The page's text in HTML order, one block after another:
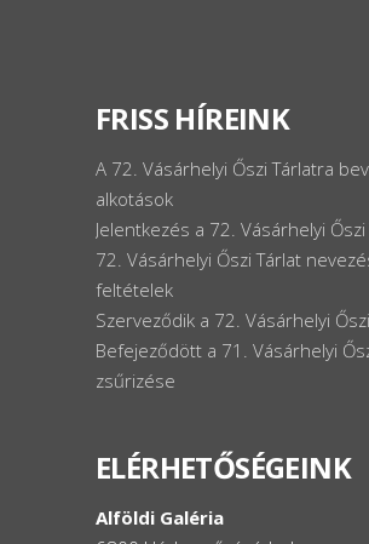
FRISS HÍREINK
A 72. Vásárhelyi Őszi Tárlatra
alkotások
Jelentkezés a 72. Vásárhelyi
72. Vásárhelyi Őszi Tárlat
feltételek
Szerveződik a 72. Vásárhelyi
Befejeződött a 71. Vásárhelyi
zsűrizése
ELÉRHETŐSÉGEINK
Alföldi Galéria